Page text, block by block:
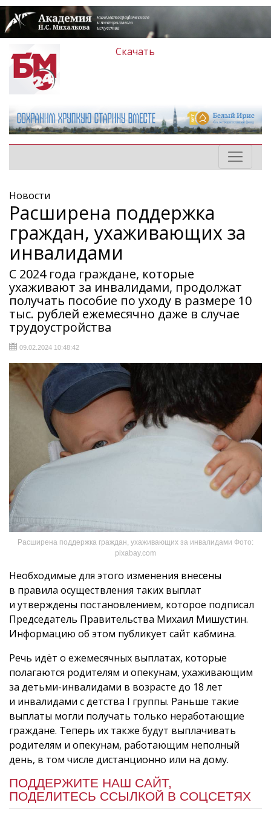
Скачать
Новости
Расширена поддержка
граждан, ухаживающих за
инвалидами
С 2024 года граждане, которые
ухаживают за инвалидами, продолжат
получать пособие по уходу в размере 10
тыс. рублей ежемесячно даже в случае
трудоустройства
09.02.2024 10:48:42
Расширена поддержка граждан, ухаживающих за инвалидами Фото:
pixabay.com
Необходимые для этого изменения внесены
в правила осуществления таких выплат
и утверждены постановлением, которое подписал
Председатель Правительства Михаил Мишустин.
Информацию об этом публикует сайт кабмина.
Речь идёт о ежемесячных выплатах, которые
полагаются родителям и опекунам, ухаживающим
за детьми-инвалидами в возрасте до 18 лет
и инвалидами с детства I группы. Раньше такие
выплаты могли получать только неработающие
граждане. Теперь их также будут выплачивать
родителям и опекунам, работающим неполный
день, в том числе дистанционно или на дому.
ПОДДЕРЖИТЕ НАШ САЙТ,
ПОДЕЛИТЕСЬ ССЫЛКОЙ В СОЦСЕТЯХ